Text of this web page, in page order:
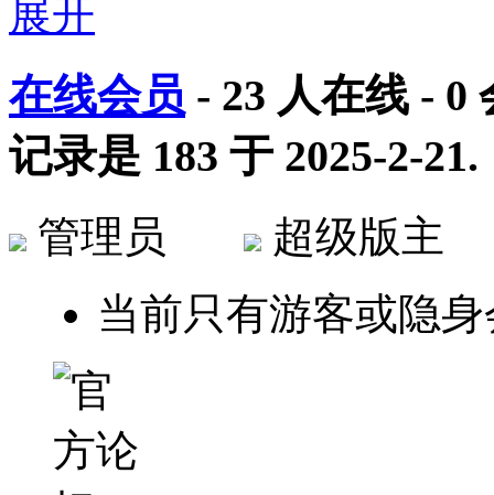
在线会员 - 23 人在线 - 0
记录是 183 于 2025-2-21.
管理员
超级版
当前只有游客或隐